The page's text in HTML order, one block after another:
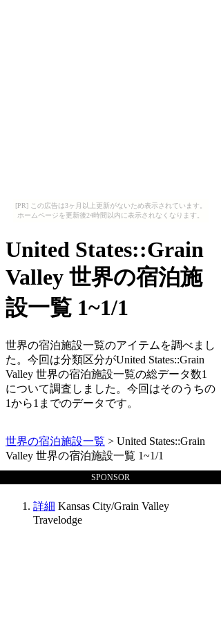
[PR] この広告は3ヶ月以上更新がないため表示されています。
ホームページを更新後24時間以内に表示されなくなります。
United States::Grain
Valley 世界の宿泊施
設一覧 1~1/1
世界の宿泊施設一覧のアイテムを調べまし
た。今回は分類区分がUnited States::Grain
Valley 世界の宿泊施設一覧の総データ数1
について調査しました。今回はそのうちの
1から1までのデータです。
世界の宿泊施設一覧 > United States::Grain
Valley 世界の宿泊施設一覧 1~1/1
詳細 Kansas City/Grain Valley
Travelodge
SPONSOR